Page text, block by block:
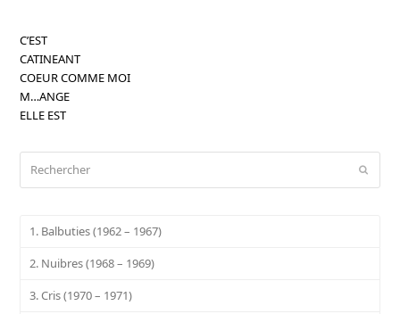
C’EST
CATINEANT
COEUR COMME MOI
M…ANGE
ELLE EST
1. Balbuties (1962 – 1967)
2. Nuibres (1968 – 1969)
3. Cris (1970 – 1971)